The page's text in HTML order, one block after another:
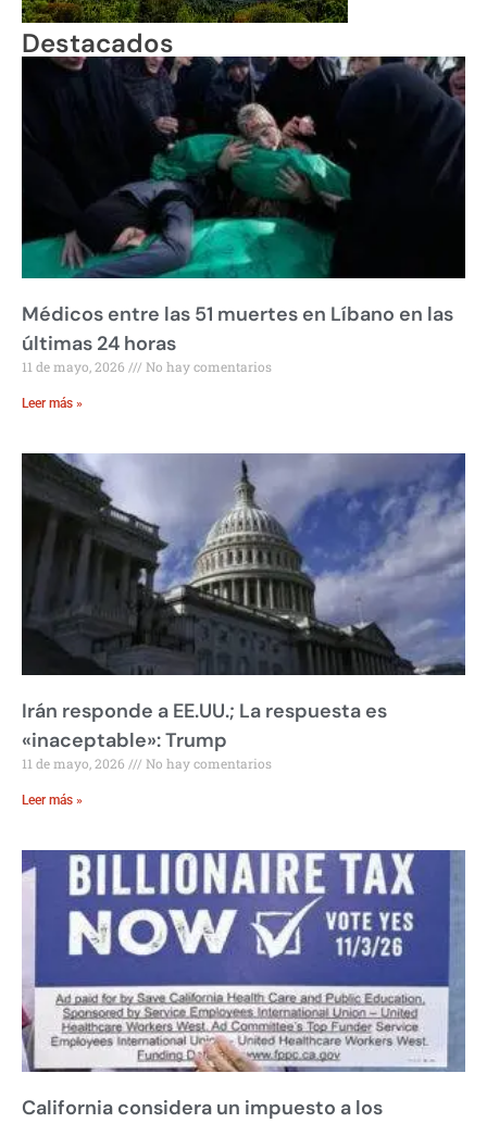
Destacados
Médicos entre las 51 muertes en Líbano en las
últimas 24 horas
11 de mayo, 2026 No hay comentarios
Leer más »
Irán responde a EE.UU.; La respuesta es
«inaceptable»: Trump
11 de mayo, 2026 No hay comentarios
Leer más »
California considera un impuesto a los